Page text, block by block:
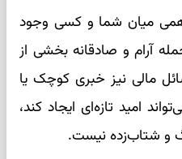
میان شما و کسی وجود
آرام و صادقانه بخشی از
مالی نیز خبری کوچک یا
امید تازه‌ای ایجاد کند،
و شتاب‌زده نیست.